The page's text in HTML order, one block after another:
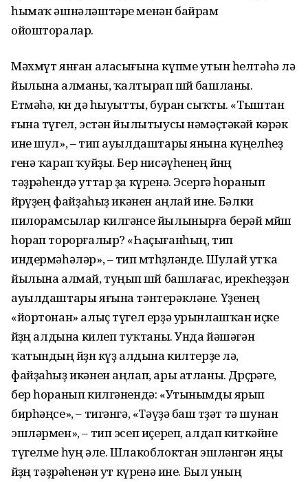
һымаҡ әшнәләштәре менән байрам
ойошторалар.
Мәхмүт янған аласығына күпме утын һелтәһә лә
йылына алманы, ҡалтырап өшөй башланы.
Етмәһә, көн дә һыуытты, буран сыҡты. «Тыштан
ғына түгел, эстән йылытыусы нәмәҫтәкәй кәрәк
ине шул», – тип ауылдаштары янына күңелһеҙ
генә ҡарап ҡуйҙы. Бер нисәүһенең өйөнөң
тәҙрәһендә уттар ҙа күренә. Эсергә һоранып
йөрөүҙең файҙаһыҙ икәнен аңлай ине. Бәлки
пилорамсылар килгәнсе йылынырға берәй мөйөш
һорап торорғалыр? «Һаҫығанһың, тип
индермәһәләр», – тип өмөтһөҙләнде. Шулай утҡа
йылына алмай, туңып өшөй башлағас, ирекһеҙҙән
ауылдаштары яғына тәнтерәкләне. Үҙенең
«йортонан» алыҫ түгел ерҙә урынлашҡан иҫке
өйҙөң алдына килеп туҡтаны. Унда йәшәгән
ҡатындың йөҙөн күҙ алдына килтерҙе лә,
файҙаһыҙ икәнен аңлап, ары атланы. Дөрөҫөрәге,
бер һоранып килгәнендә: «Утынымды ярып
бирһәңсе», – тигәнгә, «Тәүҙә баш төҙәт тә шунан
эшләрмен», – тип эсеп иҫереп, алдап киткәйне
түгелме һуң әле. Шлакоблоктан эшләнгән яңы
өйҙөң тәҙрәһенән ут күренә ине. Был уның